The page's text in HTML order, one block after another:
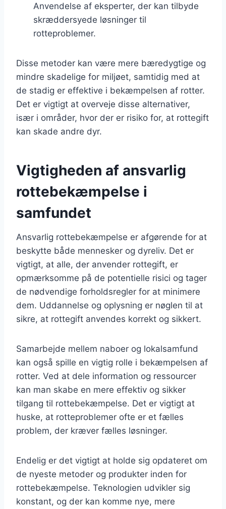
Anvendelse af eksperter, der kan tilbyde
skræddersyede løsninger til
rotteproblemer.
Disse metoder kan være mere bæredygtige og
mindre skadelige for miljøet, samtidig med at
de stadig er effektive i bekæmpelsen af rotter.
Det er vigtigt at overveje disse alternativer,
især i områder, hvor der er risiko for, at rottegift
kan skade andre dyr.
Vigtigheden af ansvarlig
rottebekæmpelse i
samfundet
Ansvarlig rottebekæmpelse er afgørende for at
beskytte både mennesker og dyreliv. Det er
vigtigt, at alle, der anvender rottegift, er
opmærksomme på de potentielle risici og tager
de nødvendige forholdsregler for at minimere
dem. Uddannelse og oplysning er nøglen til at
sikre, at rottegift anvendes korrekt og sikkert.
Samarbejde mellem naboer og lokalsamfund
kan også spille en vigtig rolle i bekæmpelsen af
rotter. Ved at dele information og ressourcer
kan man skabe en mere effektiv og sikker
tilgang til rottebekæmpelse. Det er vigtigt at
huske, at rotteproblemer ofte er et fælles
problem, der kræver fælles løsninger.
Endelig er det vigtigt at holde sig opdateret om
de nyeste metoder og produkter inden for
rottebekæmpelse. Teknologien udvikler sig
konstant, og der kan komme nye, mere